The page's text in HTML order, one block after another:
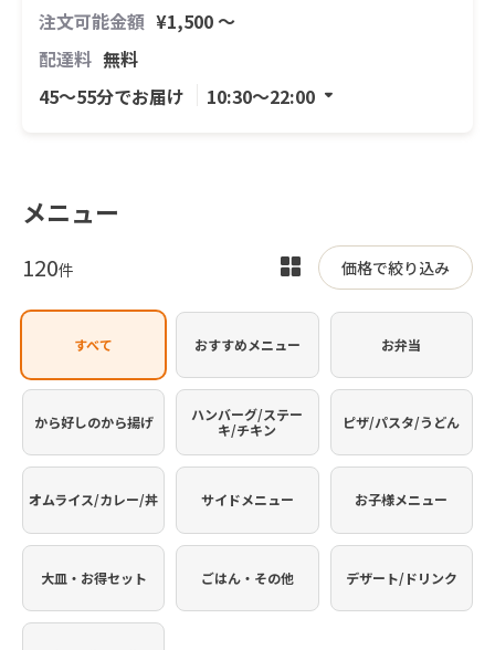
注文可能金額 ¥1,500 〜
配達料 無料
45〜55分でお届け
10:30〜22:00
メニュー
120件
表
を
り
替
価格で絞り込み
すべて おすすめメニュー お弁当
から好しのから揚げ
ハンバーグ/ステー
キ/チキン
ピザ/パスタ/うどん
オムライス/カレー/丼 サイドメニュー お子様メニュー
大皿・お得セット ごはん・その他 デザート/ドリンク